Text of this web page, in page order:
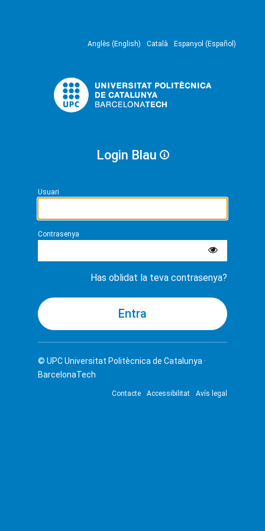
Anglès (English) Català Espanyol (Español)
Login Blau
Usuari
Contrasenya
Has oblidat la teva contrasenya?
© UPCUniversitat Politècnica de Catalunya ·
BarcelonaTech
Contacte Accessibilitat Avís legal